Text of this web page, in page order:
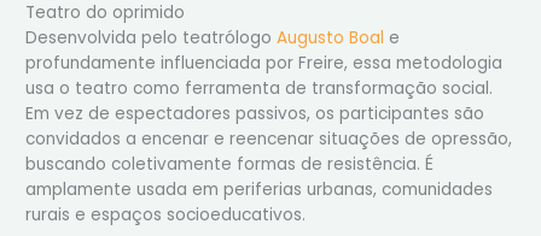
Teatro do oprimido
Desenvolvida pelo teatrólogoAugusto Boal e
profundamente influenciada por Freire, essa metodologia
usa o teatro como ferramenta de transformação social.
Em vez de espectadores passivos, os participantes são
convidados a encenar e reencenar situações de opressão,
buscando coletivamente formas de resistência. É
amplamente usada em periferias urbanas, comunidades
rurais e espaços socioeducativos.